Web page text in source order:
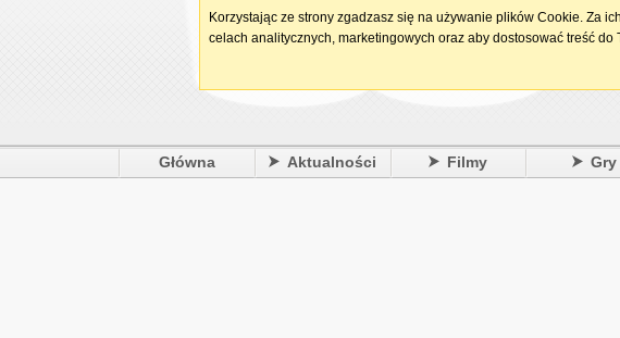
Główna Aktualności Filmy Gry
Korzystając ze strony zgadzasz się na używanie plików Cookie. Za
celach analitycznych, marketingowych oraz aby dostosować treść